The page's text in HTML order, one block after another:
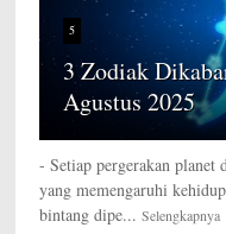
5
3 Zodiak
Agustus 2025
- Setiap pergerakan
yang memengaruhi
bintang dipe... Selengkapnya